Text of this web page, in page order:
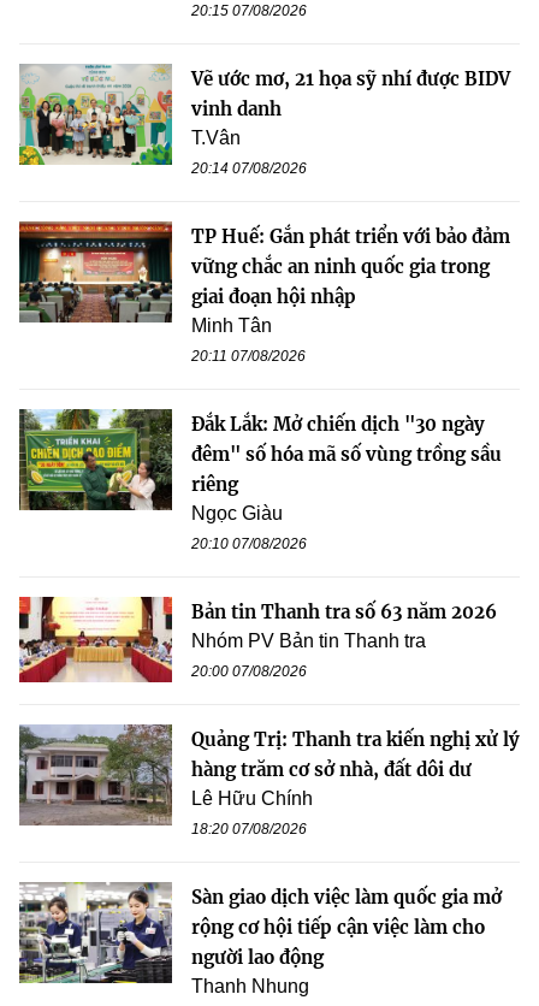
20:15 07/08/2026
Vẽ ước mơ, 21 họa sỹ nhí được BIDV
vinh danh
T.Vân
20:14 07/08/2026
TP Huế: Gắn phát triển với bảo đảm
vững chắc an ninh quốc gia trong
giai đoạn hội nhập
Minh Tân
20:11 07/08/2026
Đắk Lắk: Mở chiến dịch "30 ngày
đêm" số hóa mã số vùng trồng sầu
riêng
Ngọc Giàu
20:10 07/08/2026
Bản tin Thanh tra số 63 năm 2026
Nhóm PV Bản tin Thanh tra
20:00 07/08/2026
Quảng Trị: Thanh tra kiến nghị xử lý
hàng trăm cơ sở nhà, đất dôi dư
Lê Hữu Chính
18:20 07/08/2026
Sàn giao dịch việc làm quốc gia mở
rộng cơ hội tiếp cận việc làm cho
người lao động
Thanh Nhung